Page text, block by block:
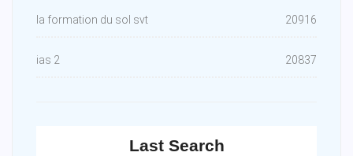
la formation du sol svt 20916
ias 2 20837
Last Search